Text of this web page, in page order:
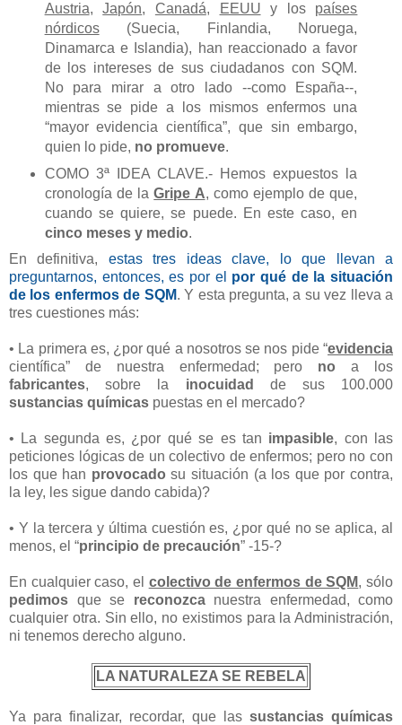
Austria,Japón, Canadá, EEUU y los países
nórdicos(Suecia, Finlandia, Noruega,
Dinamarca e Islandia), han reaccionado a favor
de los intereses de sus ciudadanos con SQM.
No para mirar a otro lado --como España--,
mientras se pide a los mismos enfermos una
“mayor evidencia científica”, que sin embargo,
quien lo pide, no promueve.
COMO 3ª IDEA CLAVE.- Hemos expuestos la
cronología de laGripe A, como ejemplo de que,
cuando se quiere, se puede. En este caso, en
cinco meses y medio.
En definitiva, estas tres ideas clave, lo que llevan a
preguntarnos, entonces, es por el por qué de la situación
de los enfermos de SQM. Y esta pregunta, a su vez lleva a
tres cuestiones más:
• La primera es, ¿por qué a nosotros se nos pide “evidencia
científica” de nuestra enfermedad; pero no a los
fabricantes, sobre la inocuidad
de sus 100.000
sustancias químicas puestas en el mercado?
• La segunda es, ¿por qué se es tan impasible, con las
peticiones lógicas de un colectivo de enfermos; pero no con
los que han provocado su situación (a los que por contra,
la ley, les sigue dando cabida)?
• Y la tercera y última cuestión es, ¿por qué no se aplica, al
menos, el “principio de precaución” -15-?
En cualquier caso, el colectivo de enfermos de SQM, sólo
pedimos que se reconozcanuestra enfermedad, como
cualquier otra. Sin ello, no existimos para la Administración,
ni tenemos derecho alguno.
LA NATURALEZA SE REBELA
Ya para finalizar, recordar, que las sustancias químicas